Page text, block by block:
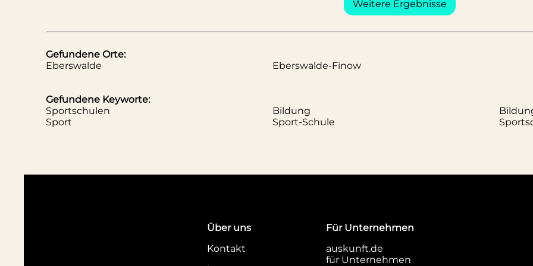
Weitere Ergebnisse
Gefundene Orte:
Eberswalde
Eberswalde-Finow
Gefundene Keyworte:
Sportschulen
Bildung
Sport
Sport-Schule
Über uns
Kontakt
Für Unternehmen
auskunft.de
für Unternehmen